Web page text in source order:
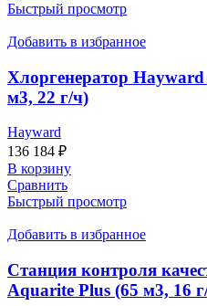
Быстрый просмотр
Добавить в избранное
Хлоргенератор
м3, 22 г/ч)
Hayward
136 184 ₽
В корзину
Сравнить
Быстрый просмотр
Добавить в избранное
Станция контроля
Aquarite Plus (65 м3, 16